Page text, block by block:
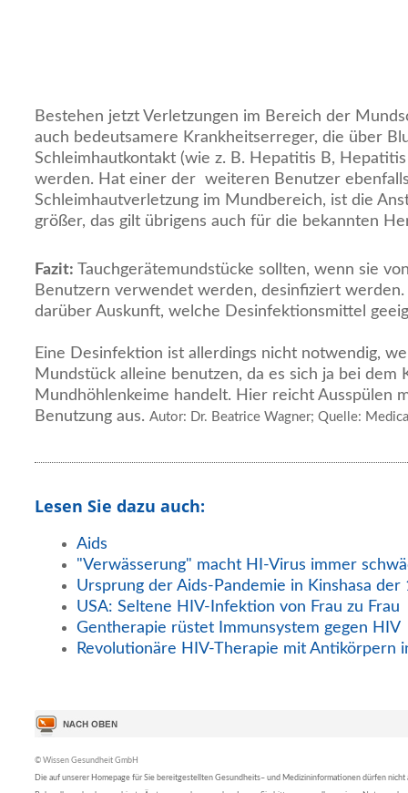
Bestehen jetzt Verletzungen im Bereich der
auch bedeutsamere Krankheitserreger, die über
Schleimhautkontakt (wie z. B. Hepatitis B,
werden. Hat einer der weiteren Benutzer
Schleimhautverletzung im Mundbereich, ist die
größer, das gilt übrigens auch für die bekannten
Fazit: Tauchgerätemundstücke sollten, wenn sie
Benutzern verwendet werden, desinfiziert
darüber Auskunft, welche Desinfektionsmittel
Eine Desinfektion ist allerdings nicht notwendig,
Mundstück alleine benutzen, da es sich ja bei dem
Mundhöhlenkeime handelt. Hier reicht Ausspülen
Benutzung aus. Autor: Dr. Beatrice Wagner; Quelle:
Lesen Sie dazu auch:
Aids
"Verwässerung" macht HI-Virus immer
Ursprung der Aids-Pandemie in Kinshasa der
USA: Seltene HIV-Infektion von Frau zu Frau
Gentherapie rüstet Immunsystem gegen HIV
Revolutionäre HIV-Therapie mit Antikörpern
© Wissen Gesundheit GmbH
Die auf unserer Homepage für Sie bereitgestellten Gesundheits– und Medizininformationen dürfen nicht